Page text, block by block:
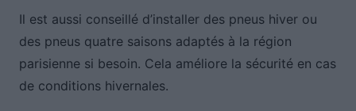
Il est aussi conseillé d’installer des pneus hiver ou
des pneus quatre saisons adaptés à la région
parisienne si besoin. Cela améliore la sécurité en cas
de conditions hivernales.